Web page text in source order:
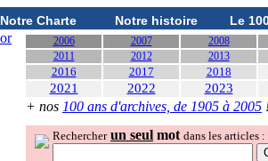
Notre Charte Notre histoire Le
2006 2007
2008
2011
2012 2013
2016 2017 2018
2021 2022 2023
+ nos 100 ans d'archives, de 1905 à 2005
Rechercher un seul mot dans les articles :